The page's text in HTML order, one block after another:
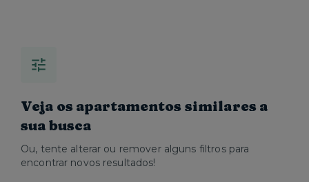
Veja os apartamentos similares a
sua busca
Ou, tente alterar ou remover alguns filtros para
encontrar novos resultados!